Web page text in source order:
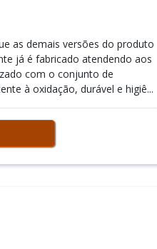
as demais versões do produto
já é fabricado atendendo aos
com o conjunto de
à oxidação, durável e higiê...